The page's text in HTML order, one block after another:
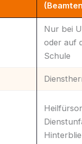
Nur bei
oder auf
Schule